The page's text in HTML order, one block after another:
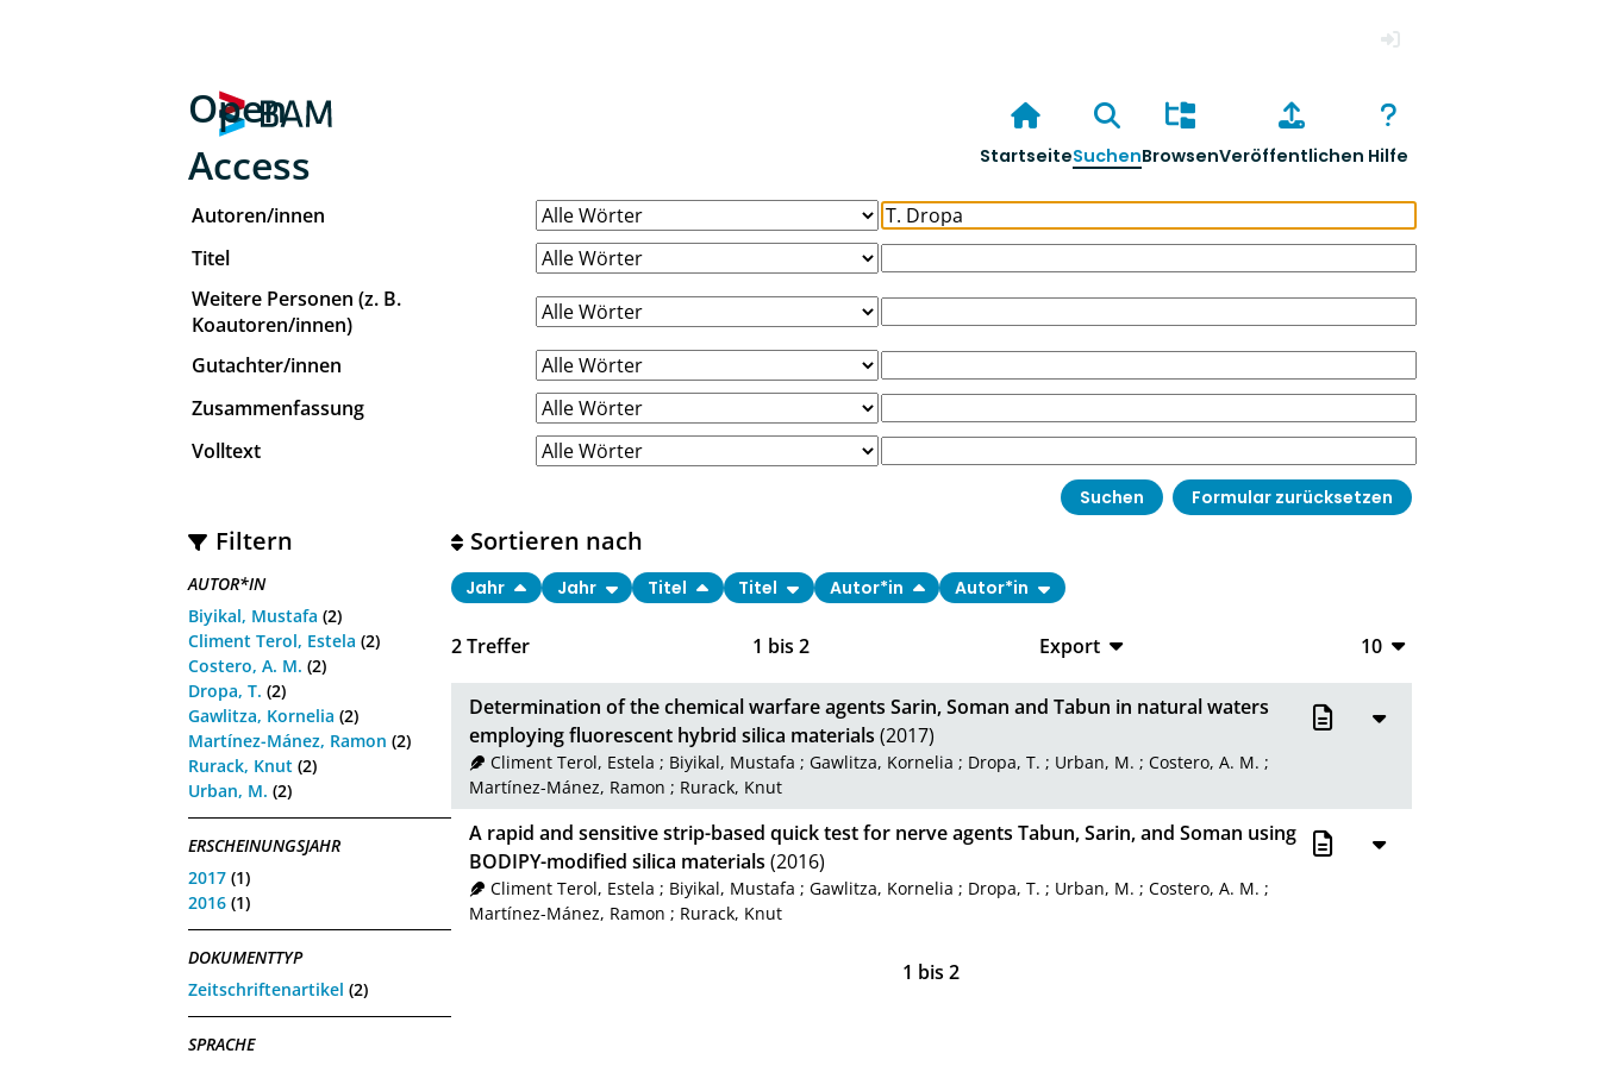
Open
Access
StartseiteSuchenBrowsenVeröffentlichen Hilfe
Autoren/innen
Titel
Weitere Personen (z. B.
Koautoren/innen)
Gutachter/innen
Zusammenfassung
Volltext
Filtern
AUTOR*IN
Biyikal, Mustafa (2)
Climent Terol, Estela (2)
Costero, A. M. (2)
Dropa, T. (2)
Gawlitza, Kornelia (2)
Martínez-Mánez, Ramon (2)
Rurack, Knut (2)
Urban, M. (2)
ERSCHEINUNGSJAHR
2017 (1)
2016 (1)
DOKUMENTTYP
Zeitschriftenartikel (2)
SPRACHE
2Treffer 1 bis 2
Export
CSV
10
10
20
Sortieren nach
Jahr Jahr Titel Titel Autor*in Autor*in
Determination of the chemical warfare agents Sarin, Soman and Tabun in natural waters
employing fluorescent hybrid silica materials (2017)
Climent Terol, Estela ; Biyikal, Mustafa ; Gawlitza, Kornelia ; Dropa, T. ; Urban, M. ;Costero, A. M. ;
Martínez-Mánez, Ramon ; Rurack, Knut
A rapid and sensitive strip-based quick test for nerve agents Tabun, Sarin, and Soman using
BODIPY-modified silica materials (2016)
Climent Terol, Estela ; Biyikal, Mustafa ;Gawlitza, Kornelia ; Dropa, T. ; Urban, M. ;Costero, A. M. ;
Martínez-Mánez, Ramon ; Rurack, Knut
1 bis2